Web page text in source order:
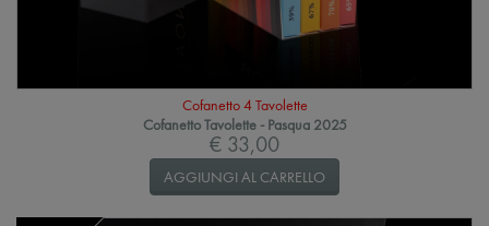
Cofanetto 4 Tavolette
Cofanetto Tavolette - Pasqua 2025
€ 33,00
AGGIUNGI AL CARRELLO